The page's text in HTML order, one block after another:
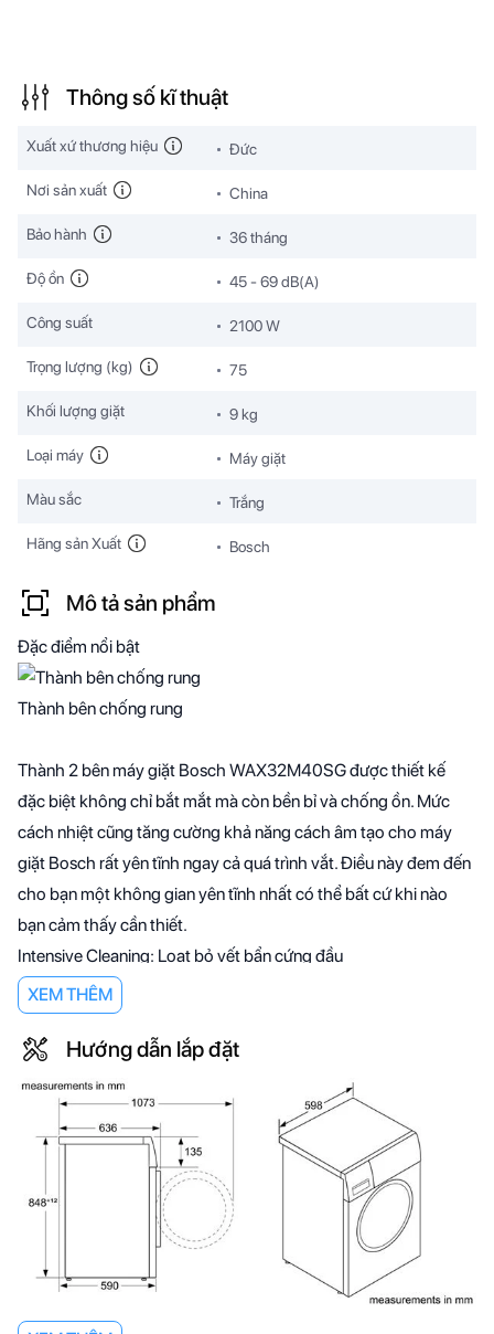
Thông số kĩ thuật
Xuất xứ thương hiệu Đức
Nơi sản xuất China
Bảo hành 36 tháng
Độ ồn 45 - 69 dB(A)
Công suất 2100 W
Trọng lượng (kg) 75
Khối lượng giặt 9 kg
Loại máy Máy giặt
Màu sắc Trắng
Hãng sản Xuất Bosch
Mô tả sản phẩm
Đặc điểm nổi bật
Thành bên chống rung
Thành 2 bên máy giặt Bosch WAX32M40SG được thiết kế
đặc biệt không chỉ bắt mắt mà còn bền bỉ và chống ồn. Mức
cách nhiệt cũng tăng cường khả năng cách âm tạo cho máy
giặt Bosch rất yên tĩnh ngay cả quá trình vắt. Điều này đem đến
cho bạn một không gian yên tĩnh nhất có thể bất cứ khi nào
bạn cảm thấy cần thiết.
Intensive Cleaning: Loạt bỏ vết bẩn cứng đầu
Nhờ tính năng tùy chọn Intensive cleaning giúp cường độ giặt
tăng lên cùng thời gian giặt tăng lên thêm 30 phút giúp loại bỏ
vết bẩn cứng đầu nhất.
Làm sạch hoàn hảo trong thời gian ít hơn tới 65%
"SpeedPerfect là một kết hợp đặc biệt được phát triển cho các
tình huống khi thời gian quan trọng. Với SpeedPerfect, bạn có
thể giảm thời gian giặt của mình lên đến 65% * mà không ảnh
hưởng đến kết quả. Nó có thể được sử dụng kết hợp với hầu
hết các chương trình, tất cả các tải và hàng dệt may. Ví dụ ,
XEM THÊM
Hướng dẫn lắp đặt